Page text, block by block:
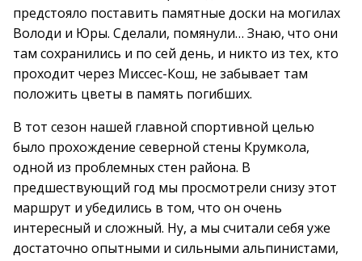
предстояло поставить памятные доски на могилах
Володи и Юры. Сделали, помянули… Знаю, что они
там сохранились и по сей день, и никто из тех, кто
проходит через Миссес-Кош, не забывает там
положить цветы в память погибших.
В тот сезон нашей главной спортивной целью
было прохождение северной стены Крумкола,
одной из проблемных стен района. В
предшествующий год мы просмотрели снизу этот
маршрут и убедились в том, что он очень
интересный и сложный. Ну, а мы считали себя уже
достаточно опытными и сильными альпинистами,